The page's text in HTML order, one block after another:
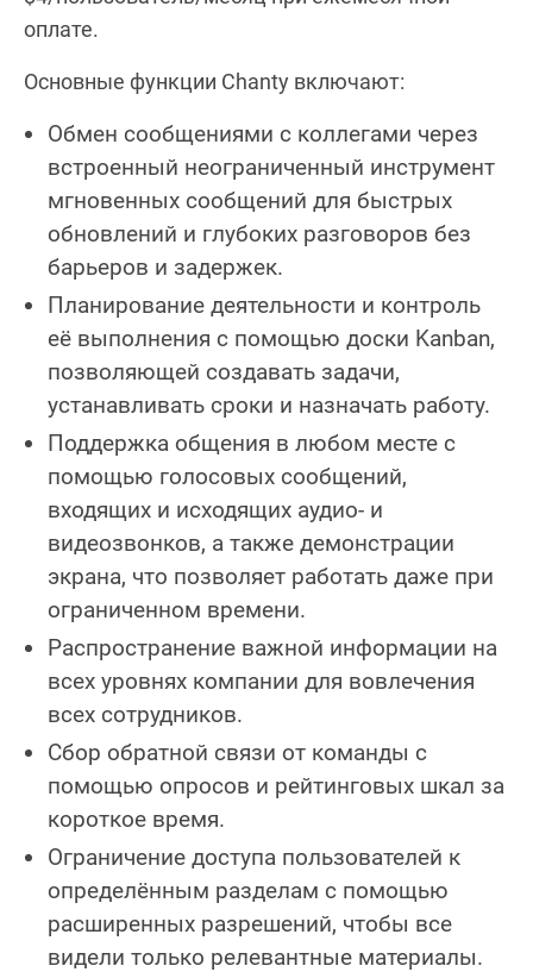
оплате.
Основные функции Chanty включают:
Обмен сообщениями с коллегами через
встроенный неограниченный инструмент
мгновенных сообщений для быстрых
обновлений и глубоких разговоров без
барьеров и задержек.
Планирование деятельности и контроль
её выполнения с помощью доски Kanban,
позволяющей создавать задачи,
устанавливать сроки и назначать работу.
Поддержка общения в любом месте с
помощью голосовых сообщений,
входящих и исходящих аудио- и
видеозвонков, а также демонстрации
экрана, что позволяет работать даже при
ограниченном времени.
Распространение важной информации на
всех уровнях компании для вовлечения
всех сотрудников.
Сбор обратной связи от команды с
помощью опросов и рейтинговых шкал за
короткое время.
Ограничение доступа пользователей к
определённым разделам с помощью
расширенных разрешений, чтобы все
видели только релевантные материалы.